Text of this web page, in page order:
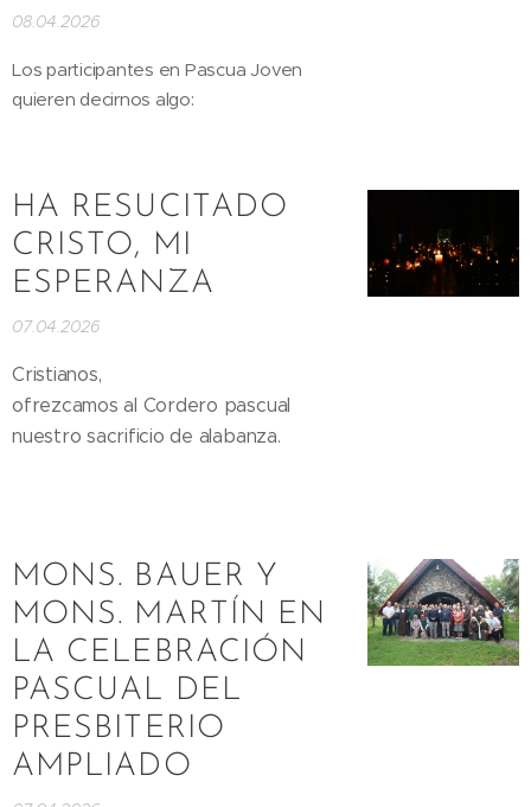
08.04.2026
Los participantes en Pascua Joven
quieren decirnos algo:
HA RESUCITADO
CRISTO, MI
ESPERANZA
07.04.2026
Cristianos,
ofrezcamos al Cordero pascual
nuestro sacrificio de alabanza.
MONS. BAUER Y
MONS. MARTÍN EN
LA CELEBRACIÓN
PASCUAL DEL
PRESBITERIO
AMPLIADO